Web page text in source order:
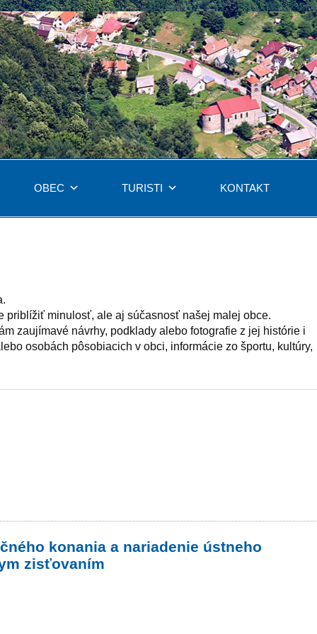
OBEC TURISTI KONTAKT
priblížiť minulosť, ale aj súčasnosť našej malej obce.
zaujímavé návrhy, podklady alebo fotografie z jej histórie i
osobách pôsobiacich v obci, informácie zo športu, kultúry,
konania a nariadenie ústneho
zisťovaním